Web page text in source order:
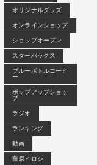
オリジナルグッズ
オンラインショップ
ショップオープン
スターバックス
ブルーボトルコーヒ
ー
ポップアップショッ
プ
ラジオ
ランキング
動画
藤原ヒロシ